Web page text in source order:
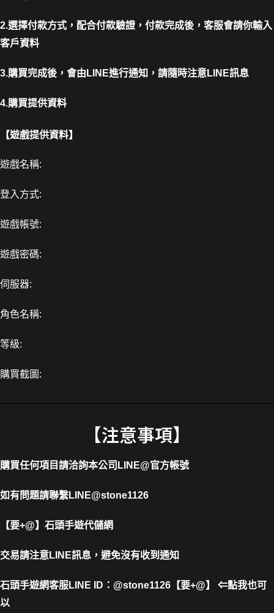
2.選擇付款方式，配合付款驗證，付款完成後，客服會請你輸入
客戶資料
3.購買完成後，會由LINE進行通知，請隨時注意LINE訊息
4.購買提供資料
【遊戲提供資料】
遊戲名稱:
登入方式:
遊戲帳號:
遊戲密碼:
伺服器:
角色名稱:
等級:
購買截圖:
【注意事項】
購買任何項目請洽詢本公司 LINE@官方帳號
如有問題請聯繫LINE@stone1126
【要+@】 石頭手遊代儲網
交易請注意LINE訊息，避免沒有收到通知
石頭手遊網客服LINE ID ： @stone1126【要+@】 ⇐點我也可
以